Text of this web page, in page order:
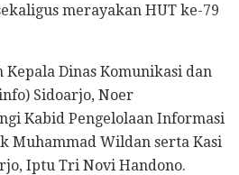
merayakan HUT ke-79
Dinas Komunikasi dan
Sidoarjo, Noer
Kabid Pengelolaan Informasi
Muhammad Wildan serta Kasi
Iptu Tri Novi Handono.